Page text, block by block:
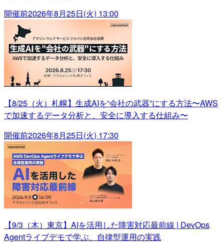
開催前2026年8月25日(火) 13:00
【8/25（火）札幌】生成AIを“会社の武器”にする方法〜AWS
で加速するデータ分析と、安全に導入する仕組み〜
開催前2026年8月25日(火) 17:30
【9/3（木）東京】AIを活用した障害対応最前線 | DevOps
Agentライブデモで学ぶ、自律型運用の実践